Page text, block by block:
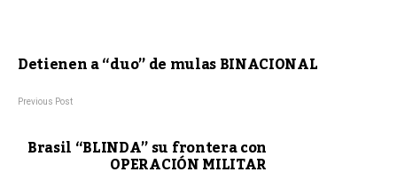
Detienen a “duo” de mulas BINACIONAL
Previous Post
Brasil “BLINDA” su frontera con
OPERACIÓN MILITAR